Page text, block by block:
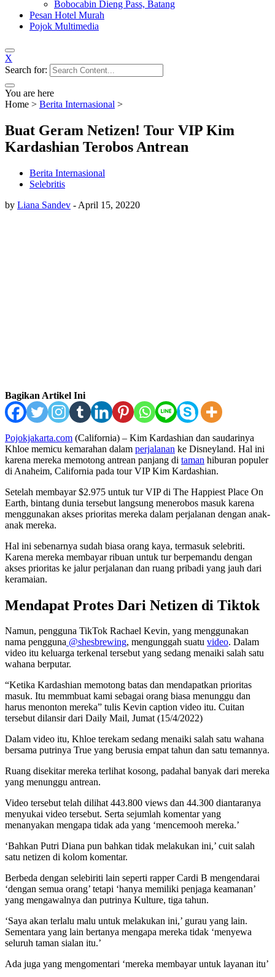
Bobocabin Dieng Pass, Batang
Pesan Hotel Murah
Pojok Multimedia
X
Search for:
You are here
Home > Berita Internasional >
Buat Geram Netizen! Tour VIP Kim
Kardashian Terobos Antrean
Berita Internasional
Selebritis
by Liana Sandev - April 15, 20220
Bagikan Artikel Ini
Pojokjakarta.com (California) – Kim Kardashian dan saudarinya
Khloe memicu kemarahan dalam perjalanan ke Disneyland. Hal ini
karena mereka memotong antrean panjang di taman hiburan populer
di Anaheim, California pada tour VIP Kim Kardashian.
Setelah membayar $2.975 untuk tur VIP di The Happiest Place On
Earth, bintang dunia tersebut langsung menerobos masuk karena
menggunakan akses prioritas mereka dalam perjalanan dengan anak-
anak mereka.
Hal ini sebenarnya sudah biasa orang kaya, termasuk selebriti.
Karena mereka membayar ribuan untuk tur berpemandu dengan
akses prioritas ke jalur perjalanan dan ruang pribadi yang jauh dari
keramaian.
Mendapat Protes Dari Netizen di Tiktok
Namun, pengguna TikTok Rachael Kevin, yang menggunakan
nama pengguna @shesbrewing, mengunggah suatu video. Dalam
video itu keluarga terkenal tersebut yang sedang menaiki salah satu
wahana berputar.
“Ketika Kardashian memotong batas dan mendapatkan prioritas
masuk. Itu memmbuat kami sebagai orang biasa menunggu dan
harus menonton mereka” tulis Kevin caption video itu. Cuitan
tersebut dilansir dari Daily Mail, Jumat (15/4/2022)
Dalam video itu, Khloe terekam sedang menaiki salah satu wahana
bersama putrinya True yang berusia empat tahun dan satu temannya.
Ruang disekitar mereka terlihat kosong, padahal banyak dari mereka
yang menunggu antrean.
Video tersebut telah dilihat 443.800 views dan 44.300 diantaranya
menyukai video tersebut. Serta sejumlah komentar yang
menanyakan mengapa tidak ada yang ‘mencemooh mereka.’
‘Bahkan Putri Diana pun bahkan tidak melakukan ini,’ cuit salah
satu netizen di kolom komentar.
Berbeda dengan selebiriti lain seperti rapper Cardi B mengendarai
‘dengan semua orang’ tetapi ‘hanya memiliki penjaga keamanan’
yang mengawalnya dan putrinya Kulture, tiga tahun.
‘Saya akan terlalu malu untuk melakukan ini,’ gurau yang lain.
Sementara yang lain bertanya mengapa mereka tidak ‘menyewa
seluruh taman sialan itu.’
Ada juga yang mengomentari ‘mereka membayar untuk layanan itu’